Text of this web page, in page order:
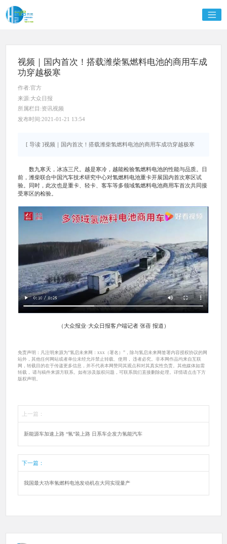
视频｜国内首次！搭载潍柴氢燃料电池的商用车成
功穿越极寒
作者:官方
来源:大众日报
所属栏目:资讯视频
发布时间:2021-01-21 13:54
[ 导读 ]视频｜国内首次！搭载潍柴氢燃料电池的商用车成功穿越极寒
数九寒天，冰冻三尺。越是寒冷，越能检验氢燃料电池的性能与品质。日
前，潍柴联合中国汽车技术研究中心对氢燃料电池重卡开展国内首次寒区试
验。同时，此次也是重卡、轻卡、客车等多领域氢燃料电池商用车首次共同接
受寒区的检验。
（大众报业·大众日报客户端记者 张蓓 报道）
免责声明：凡注明来源为“氢启未来网：xxx（署名）”，除与氢启未来网签署内容授权协议的网
站外，其他任何网站或者单位未经允许禁止转载、使用， 违者必究。非本网作品均来自互联
网，转载目的在于传递更多信息，并不代表本网赞同其观点和对其真实性负责。其他媒体如需
转载， 请与稿件来源方联系。如有涉及版权问题，可联系我们直接删除处理。详情请点击下方
版权声明。
上一篇：
新能源车加速上路 “氢”装上路 日系车企发力氢能汽车
下一篇：
我国最大功率氢燃料电池发动机在大同实现量产